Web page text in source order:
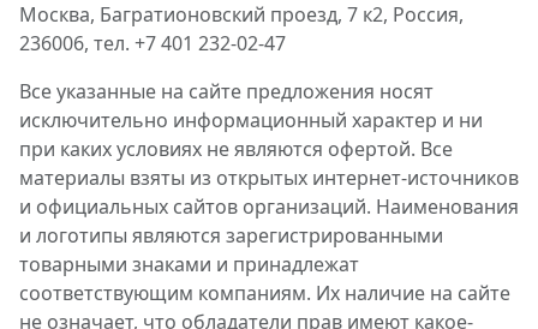
Москва, Багратионовский проезд, 7 к2, Россия,
236006, тел. +7 401 232-02-47
Все указанные на сайте предложения носят
исключительно информационный характер и ни
при каких условиях не являются офертой. Все
материалы взяты из открытых интернет-источников
и официальных сайтов организаций. Наименования
и логотипы являются зарегистрированными
товарными знаками и принадлежат
соответствующим компаниям. Их наличие на сайте
не означает, что обладатели прав имеют какое-